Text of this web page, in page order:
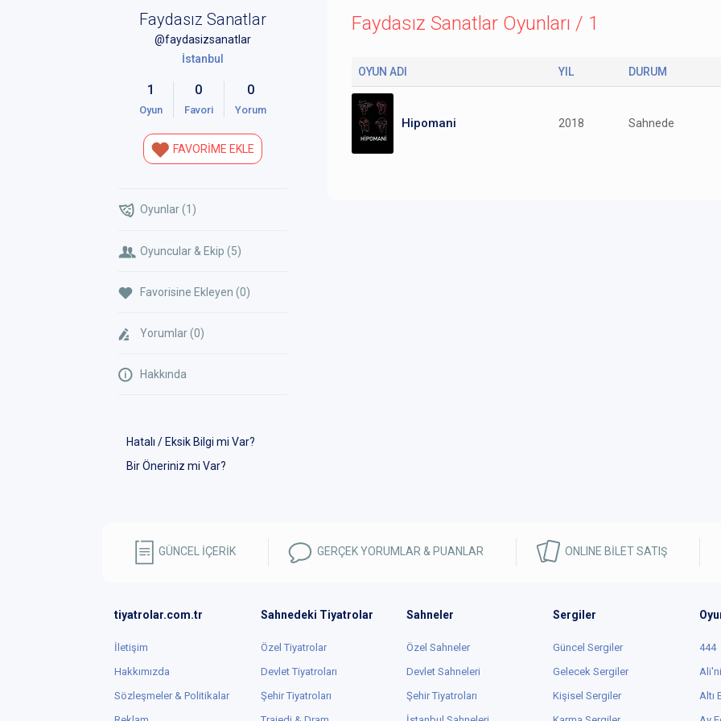
Faydasız Sanatlar
@faydasizsanatlar
İstanbul
1
Oyun
0
Favori
0
Yorum
FAVORİME EKLE
Oyunlar (1)
Oyuncular & Ekip (5)
Favorisine Ekleyen (0)
Yorumlar (0)
Hakkında
Hatalı / Eksik Bilgi mi Var?
Bir Öneriniz mi Var?
Faydasız Sanatlar Oyunları / 1
OYUN ADI YIL DURUM
Hipomani 2018 Sahnede
GÜNCEL İÇERİK GERÇEK YORUMLAR & PUANLAR ONLINE BİLET SATIŞ
tiyatrolar.com.tr
İletişim
Hakkımızda
Sözleşmeler & Politikalar
Sahnedeki Tiyatrolar
Özel Tiyatrolar
Devlet Tiyatroları
Şehir Tiyatroları
Sahneler
Özel Sahneler
Devlet Sahneleri
Şehir Tiyatroları
Sergiler
Güncel Sergiler
Gelecek Sergiler
Kişisel Sergiler
444
Altı